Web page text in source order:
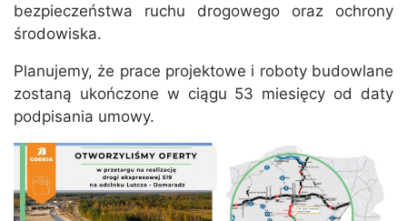
bezpieczeństwa ruchu drogowego oraz ochrony
środowiska.
Planujemy, że prace projektowe i roboty budowlane
zostaną ukończone w ciągu 53 miesięcy od daty
podpisania umowy.